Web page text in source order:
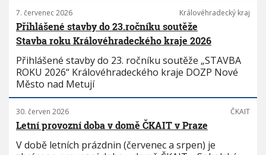
7. červenec 2026 Královéhradecký kraj
Přihlášené stavby do 23.ročníku soutěže
Stavba roku Královéhradeckého kraje 2026
Přihlášené stavby do 23. ročníku soutěže „STAVBA
ROKU 2026“ Královéhradeckého kraje DOZP Nové
Město nad Metují
30. červen 2026 ČKAIT
Letní provozní doba v domě ČKAIT v Praze
V době letních prázdnin (červenec a srpen) je